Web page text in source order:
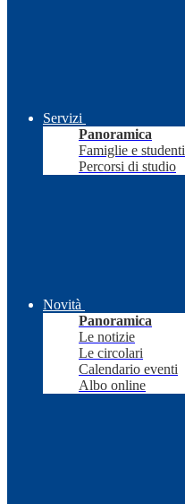
Servizi
Panoramica
Famiglie e studenti
Percorsi di studio
Novità
Panoramica
Le notizie
Le circolari
Calendario eventi
Albo online